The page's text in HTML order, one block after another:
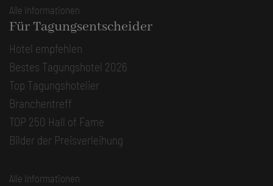
Alle Informationen
Für Tagungsentscheider
Hotel empfehlen
Bestes Tagungshotel 2026
Top Tagungshotelier
Branchentreff
TOP 250 Hall of Fame
Bilder der Preisverleihung
Alle Informationen